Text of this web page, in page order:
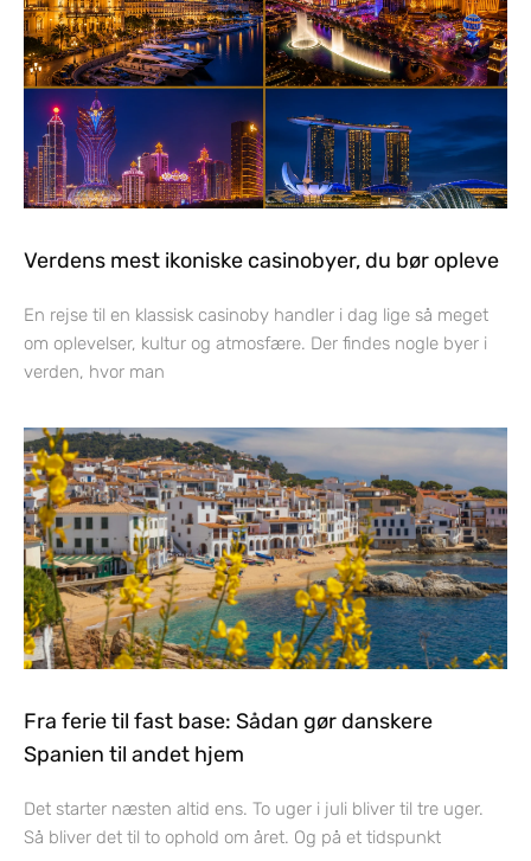
Verdens mest ikoniske casinobyer, du bør opleve
En rejse til en klassisk casinoby handler i dag lige så meget
om oplevelser, kultur og atmosfære. Der findes nogle byer i
verden, hvor man
Fra ferie til fast base: Sådan gør danskere
Spanien til andet hjem
Det starter næsten altid ens. To uger i juli bliver til tre uger.
Så bliver det til to ophold om året. Og på et tidspunkt